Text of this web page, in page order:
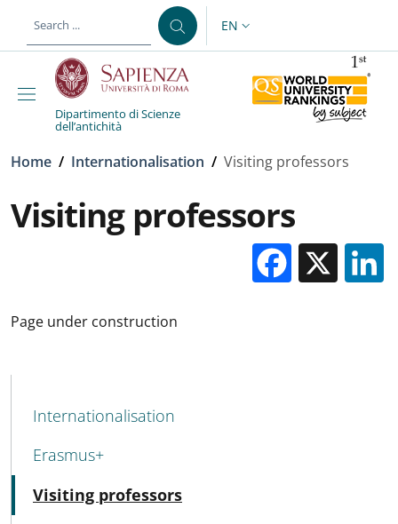
LANGUAGE SWITCHER:
EN
Dipartimento di Scienze
dell’antichità
Breadcrumb
Home / Internationalisation / Visiting professors
Visiting professors
X
Page under construction
MENU CEV SECOND NAVIGATION
Internationalisation
Erasmus+
Visiting professors